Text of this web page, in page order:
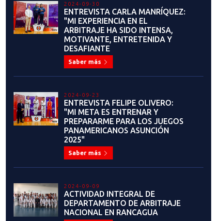
2024-09-30
ENTREVISTA CARLA MANRÍQUEZ:
"MI EXPERIENCIA EN EL
ARBITRAJE HA SIDO INTENSA,
MOTIVANTE, ENTRETENIDA Y
DESAFIANTE
Saber más
2024-09-23
ENTREVISTA FELIPE OLIVERO:
"MI META ES ENTRENAR Y
PREPARARME PARA LOS JUEGOS
PANAMERICANOS ASUNCIÓN
2025"
Saber más
2024-09-09
ACTIVIDAD INTEGRAL DE
DEPARTAMENTO DE ARBITRAJE
NACIONAL EN RANCAGUA